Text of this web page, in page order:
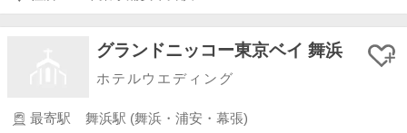
グランドニッコー東京ベイ 舞浜
ホテルウエディング
最寄駅
舞浜駅 (舞浜・浦安・幕張)